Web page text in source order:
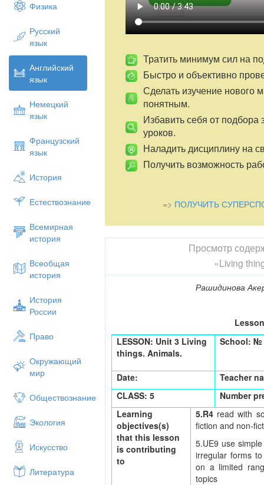
Физика
Русский
язык
Английский
язык
Немецкий
язык
Французский
язык
История
Естествознание
Всемирная
история
Всеобщая
история
История
России
Право
Окружающий
мир
Обществознание
Экология
Искусство
Литература
Тратить минимум сил на
Быстро и объективно
Сделать изучение нового
понятным.
Избавить себя от подбора
уроков.
Наладить дисциплину на
Получить возможность
=> ПОЛУЧИТЬ
Просмотр
«Living
Рашидинова
LESSON: Unit 3 Living
things. Animals.
School: №
Date:
Teacher
CLASS: 5
Number
Learning
objectives(s)
that this lesson
is contributing
to
5.R4 read with
fiction and non-
5.UE9 use
irregular forms
on a limited
topics